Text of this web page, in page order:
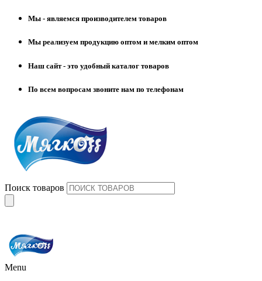
Мы - являемся производителем товаров
Мы реализуем продукцию оптом и мелким оптом
Наш сайт - это удобный каталог товаров
По всем вопросам звоните нам по телефонам
Поиск товаров
Menu